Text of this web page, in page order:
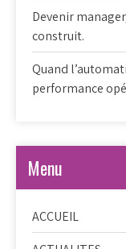
Devenir
construit.
Quand
performance
Menu
ACCUEIL